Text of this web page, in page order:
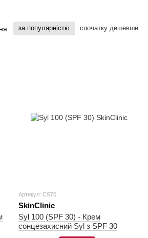
за популярністю спочатку дешевше
Артикул: CS70
SkinClinic
Syl 100 (SPF 30) - Крем
сонцезахисний Syl з SPF 30